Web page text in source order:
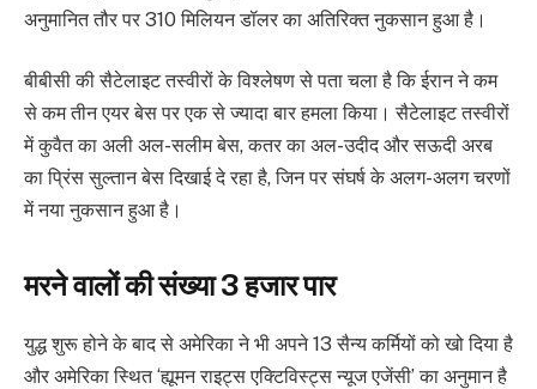
अनुमानित तौर पर 310 मिलियन डॉलर का अतिरिक्त नुकसान हुआ है।
बीबीसी की सैटेलाइट तस्वीरों के विश्लेषण से पता चला है कि ईरान ने कम
से कम तीन एयर बेस पर एक से ज्यादा बार हमला किया। सैटेलाइट तस्वीरों
में कुवैत का अली अल-सलीम बेस, कतर का अल-उदीद और सऊदी अरब
का प्रिंस सुल्तान बेस दिखाई दे रहा है, जिन पर संघर्ष के अलग-अलग चरणों
में नया नुकसान हुआ है।
मरने वालों की संख्या 3 हजार पार
युद्ध शुरू होने के बाद से अमेरिका ने भी अपने 13 सैन्य कर्मियों को खो दिया है
और अमेरिका स्थित ‘ह्यूमन राइट्स एक्टिविस्ट्स न्यूज एजेंसी’ का अनुमान है